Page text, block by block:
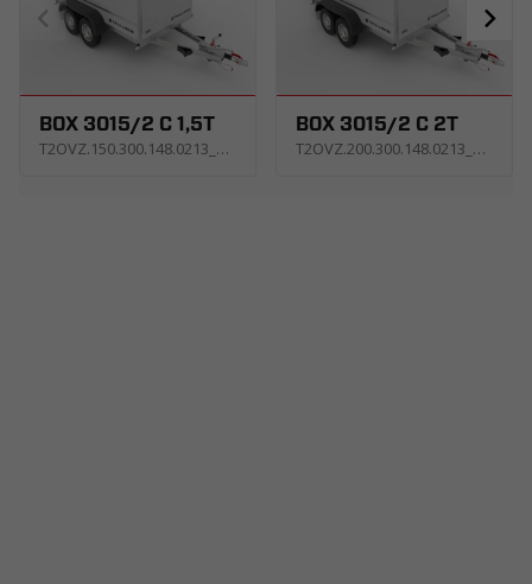
BOX 3015/2 C 1,5T
T2OVZ.150.300.148.0213_AS1E_X
BOX 3015/2 C 2T
T2OVZ.200.300.148.0213_KS2E_X